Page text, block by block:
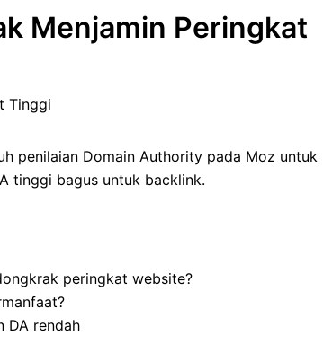
Menjamin Peringkat
penilaian Domain Authority pada Moz untuk
tinggi bagus untuk backlink.
peringkat website?
DA rendah